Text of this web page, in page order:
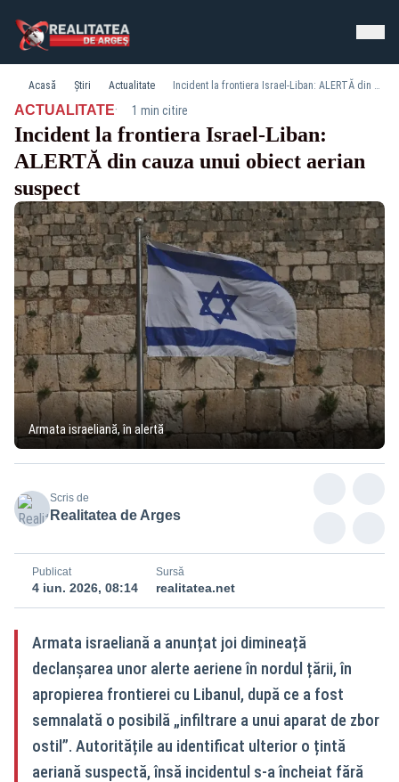
Acasă Știri Actualitate Incident la frontiera Israel-Liban: ALERTĂ din cauza unui obiect aerian suspect
ACTUALITATE· 1 min citire
Incident la frontiera Israel-Liban:
ALERTĂ din cauza unui obiect aerian
suspect
Armata israeliană, în alertă
Scris de
Realitatea de Arges
Publicat
4 iun. 2026, 08:14
Sursă
realitatea.net
Armata israeliană a anunțat joi dimineață
declanșarea unor alerte aeriene în nordul țării, în
apropierea frontierei cu Libanul, după ce a fost
semnalată o posibilă „infiltrare a unui aparat de zbor
ostil”. Autoritățile au identificat ulterior o țintă
aeriană suspectă, însă incidentul s-a încheiat fără